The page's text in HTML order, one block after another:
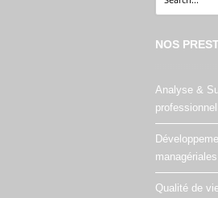
NOS
Analyse &
managériales
Qualité de